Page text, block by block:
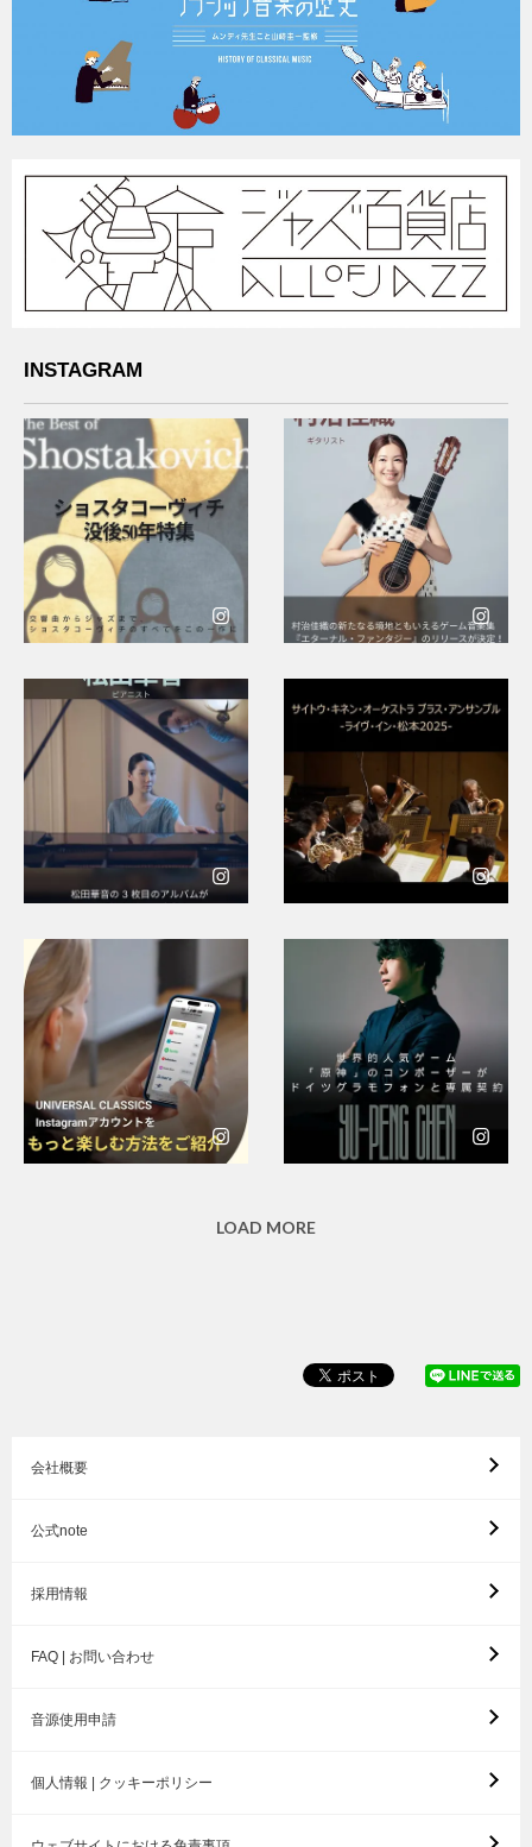
INSTAGRAM
会社概要
公式note
採用情報
FAQ | お問い合わせ
音源使用申請
個人情報 | クッキーポリシー